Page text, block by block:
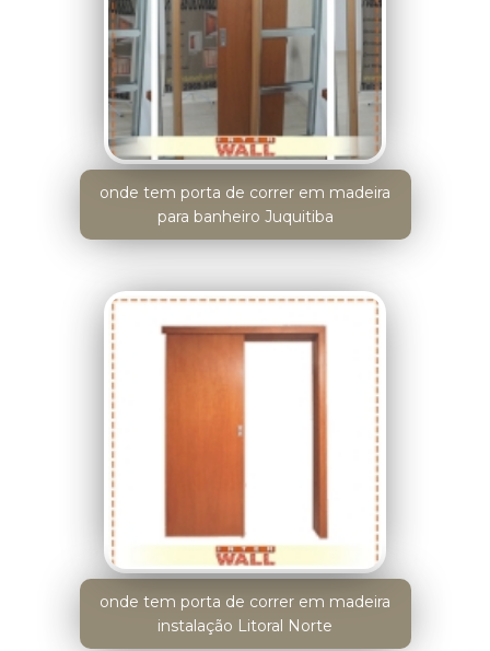
onde tem porta de correr em madeira
para banheiro Juquitiba
onde tem porta de correr em madeira
instalação Litoral Norte